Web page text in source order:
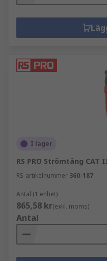
I lager
RS PRO Strömtång CAT
RS-artikelnummer 360-187
Antal (1 enhet)
865,58 kr(exkl. moms)
Antal